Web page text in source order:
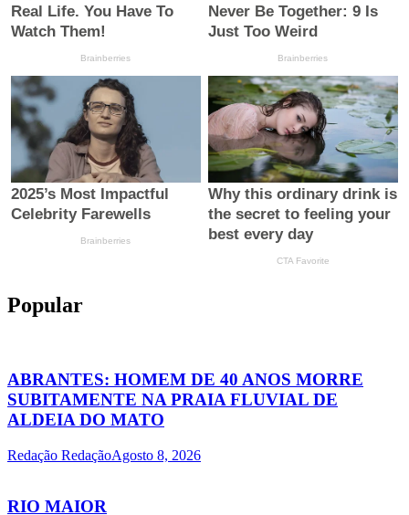
Popular
ABRANTES: HOMEM DE 40 ANOS MORRE
SUBITAMENTE NA PRAIA FLUVIAL DE
ALDEIA DO MATO
Redação RedaçãoAgosto 8, 2026
RIO MAIOR